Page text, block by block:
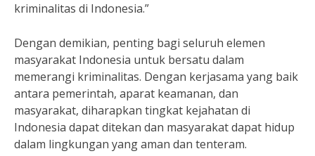
kriminalitas di Indonesia.”
Dengan demikian, penting bagi seluruh elemen
masyarakat Indonesia untuk bersatu dalam
memerangi kriminalitas. Dengan kerjasama yang baik
antara pemerintah, aparat keamanan, dan
masyarakat, diharapkan tingkat kejahatan di
Indonesia dapat ditekan dan masyarakat dapat hidup
dalam lingkungan yang aman dan tenteram.